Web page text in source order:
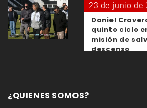
23 de junio de
Daniel
quinto ciclo
misión de
descenso
¿QUIENES SOMOS?